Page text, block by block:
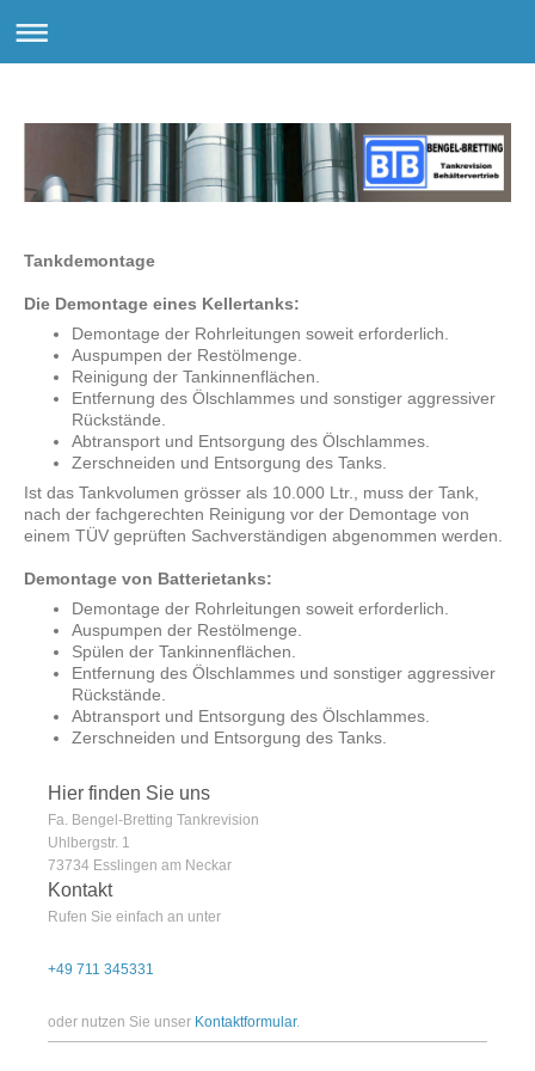
Tankdemontage
Die Demontage eines Kellertanks:
Demontage der Rohrleitungen soweit erforderlich.
Auspumpen der Restölmenge.
Reinigung der Tankinnenflächen.
Entfernung des Ölschlammes und sonstiger aggressiver
Rückstände.
Abtransport und Entsorgung des Ölschlammes.
Zerschneiden und Entsorgung des Tanks.
Ist das Tankvolumen grösser als 10.000 Ltr., muss der Tank,
nach der fachgerechten Reinigung vor der Demontage von
einem TÜV geprüften Sachverständigen abgenommen werden.
Demontage von Batterietanks:
Demontage der Rohrleitungen soweit erforderlich.
Auspumpen der Restölmenge.
Spülen der Tankinnenflächen.
Entfernung des Ölschlammes und sonstiger aggressiver
Rückstände.
Abtransport und Entsorgung des Ölschlammes.
Zerschneiden und Entsorgung des Tanks.
Hier finden Sie uns
Fa. Bengel-Bretting Tankrevision
Uhlbergstr. 1
73734 Esslingen am Neckar
Kontakt
Rufen Sie einfach an unter
+49 711 345331
oder nutzen Sie unser Kontaktformular.